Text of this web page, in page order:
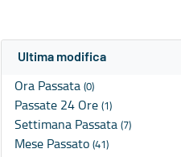
Ultima modifica
Ora Passata (0)
Passate 24 Ore (1)
Settimana Passata (7)
Mese Passato (41)